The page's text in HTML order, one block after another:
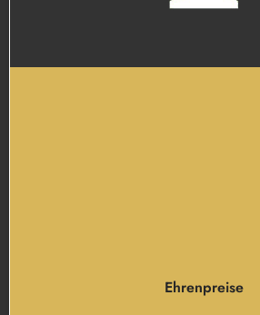
Ehrenpreise